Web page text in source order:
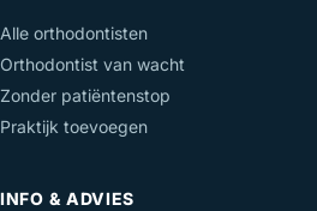
Alle orthodontisten
Orthodontist van wacht
Zonder patiëntenstop
Praktijk toevoegen
INFO & ADVIES